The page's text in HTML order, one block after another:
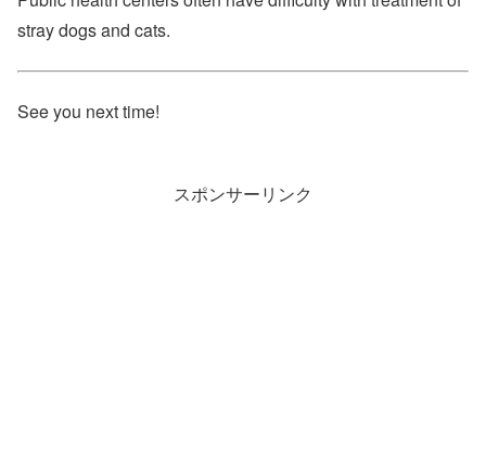
stray dogs and cats.
See you next time!
スポンサーリンク